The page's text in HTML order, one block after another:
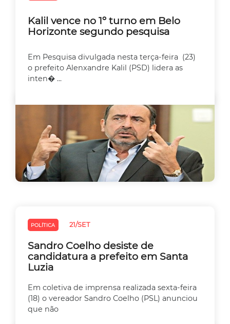
Kalil vence no 1º turno em Belo
Horizonte segundo pesquisa
Em Pesquisa divulgada nesta terça-feira (23)
o prefeito Alenxandre Kalil (PSD) lidera as
inten� ...
POLÍTICA 21/SET
Sandro Coelho desiste de
candidatura a prefeito em Santa
Luzia
Em coletiva de imprensa realizada sexta-feira
(18) o vereador Sandro Coelho (PSL) anunciou
que não